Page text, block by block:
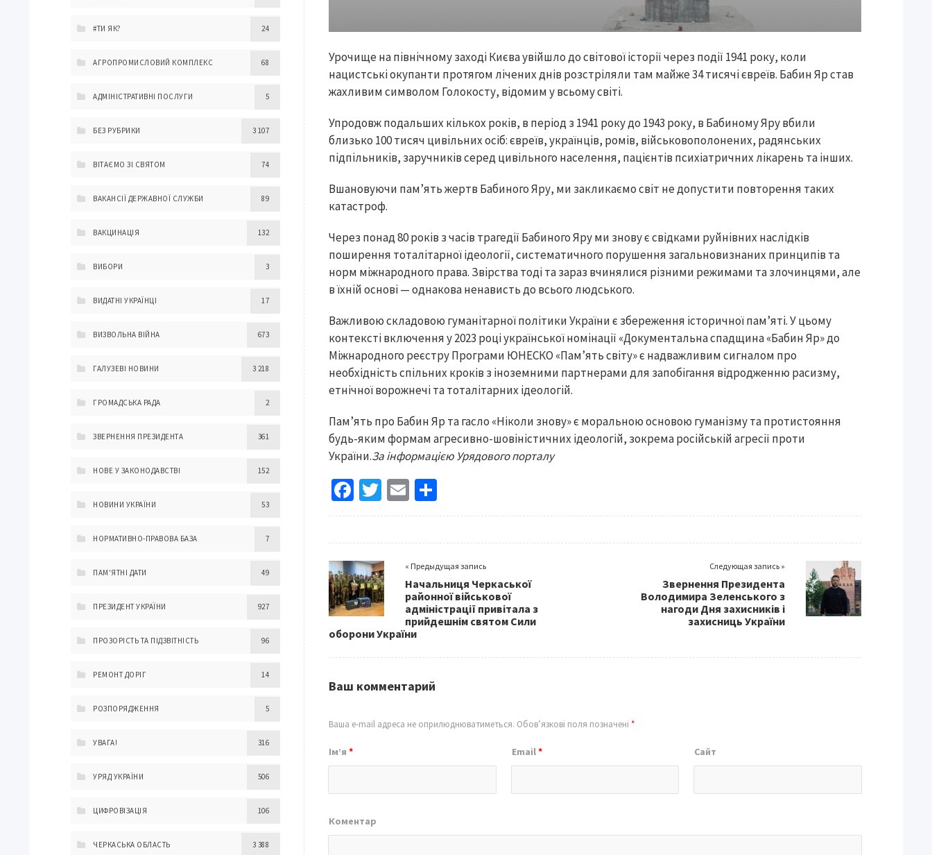
Урочище на північному заході Києва увійшло до світової історії через події 1941 року, коли
нацистські окупанти протягом лічених днів розстріляли там майже 34 тисячі євреїв. Бабин Яр став
жахливим символом Голокосту, відомим у всьому світі.
Упродовж подальших кількох років, в період з 1941 року до 1943 року, в Бабиному Яру вбили
близько 100 тисяч цивільних осіб: євреїв, українців, ромів, військовополонених, радянських
підпільників, заручників серед цивільного населення, пацієнтів психіатричних лікарень та інших.
Вшановуючи пам’ять жертв Бабиного Яру, ми закликаємо світ не допустити повторення таких
катастроф.
Через понад 80 років з часів трагедії Бабиного Яру ми знову є свідками руйнівних наслідків
поширення тоталітарної ідеології, систематичного порушення загальновизнаних принципів та
норм міжнародного права. Звірства тоді та зараз вчинялися різними режимами та злочинцями, але
в їхній основі — однакова ненависть до всього людського.
Важливою складовою гуманітарної політики України є збереження історичної пам’яті. У цьому
контексті включення у 2023 році української номінації «Документальна спадщина «Бабин Яр» до
Міжнародного реєстру Програми ЮНЕСКО «Пам’ять світу» є надважливим сигналом про
необхідність спільних кроків з іноземними партнерами для запобігання відродженню расизму,
етнічної ворожнечі та тоталітарних ідеологій.
Памʼять про Бабин Яр та гасло «Ніколи знову» є моральною основою гуманізму та протистояння
будь-яким формам агресивно-шовіністичних ідеологій, зокрема російській агресії проти
України.За інформацією Урядового порталу
Fa
ce
o
o
k
T
wi
er
E
m
l
h
« Предыдущая запись
Начальниця Черкаської
районної військової
адміністрації привітала з
прийдешнім святом Сили
оборони України
Следующая запись »
Звернення Президента
Володимира Зеленського з
нагоди Дня захисників і
захисниць України
Ваш комментарий
Ваша e-mail адреса не оприлюднюватиметься. Обов’язкові поля позначені*
Ім’я* Email* Сайт
Коментар
#ТИ ЯК? 24
АГРОПРОМИСЛОВИЙ КОМПЛЕКС 68
АДМІНІСТРАТИВНІ ПОСЛУГИ 5
БЕЗ РУБРИКИ 3 107
ВІТАЄМО ЗІ СВЯТОМ 74
ВАКАНСІЇ ДЕРЖАВНОЇ СЛУЖБИ 89
ВАКЦИНАЦІЯ 132
ВИБОРИ 3
ВИДАТНІ УКРАЇНЦІ 17
ВИЗВОЛЬНА ВІЙНА 673
ГАЛУЗЕВІ НОВИНИ 3 218
ГРОМАДСЬКА РАДА 2
ЗВЕРНЕННЯ ПРЕЗИДЕНТА 361
НОВЕ У ЗАКОНОДАВСТВІ 152
НОВИНИ УКРАЇНИ 53
НОРМАТИВНО-ПРАВОВА БАЗА 7
ПАМ'ЯТНІ ДАТИ 49
ПРЕЗИДЕНТ УКРАЇНИ 927
ПРОЗОРІСТЬ ТА ПІДЗВІТНІСТЬ 96
РЕМОНТ ДОРІГ 14
РОЗПОРЯДЖЕННЯ 5
УВАГА! 316
УРЯД УКРАЇНИ 506
ЦИФРОВІЗАЦІЯ 106
ЧЕРКАСЬКА ОБЛАСТЬ 3 388